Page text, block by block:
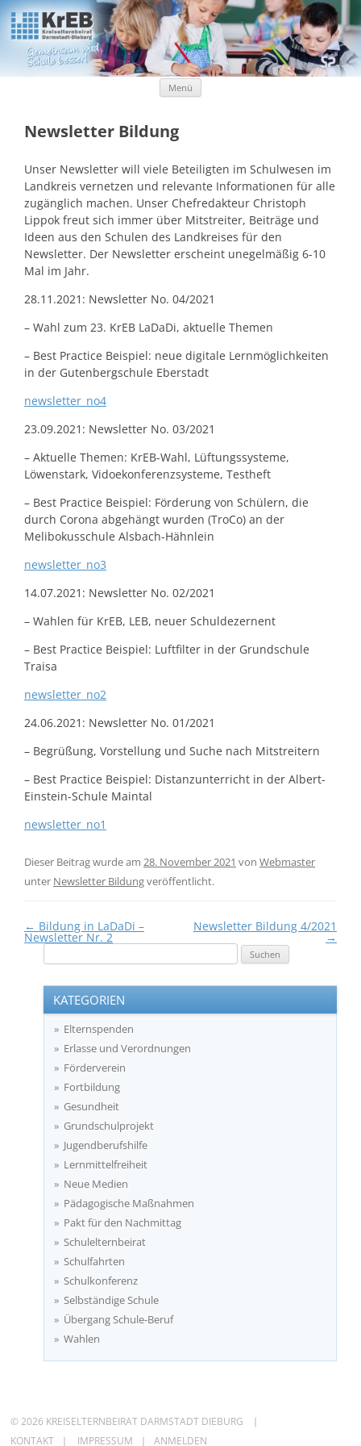
KrEB Darmstadt-Dieburg
Kreiselternbeirat Darmstadt-Dieburg
Menü
Newsletter Bildung
Unser Newsletter will viele Beteiligten im Schulwesen im
Landkreis vernetzen und relevante Informationen für alle
zugänglich machen. Unser Chefredakteur Christoph
Lippok freut sich immer über Mitstreiter, Beiträge und
Ideen aus den Schulen des Landkreises für den
Newsletter. Der Newsletter erscheint unegelmäßig 6-10
Mal im Jahr.
28.11.2021: Newsletter No. 04/2021
– Wahl zum 23. KrEB LaDaDi, aktuelle Themen
– Best Practice Beispiel: neue digitale Lernmöglichkeiten
in der Gutenbergschule Eberstadt
newsletter_no4
23.09.2021: Newsletter No. 03/2021
– Aktuelle Themen: KrEB-Wahl, Lüftungssysteme,
Löwenstark, Vidoekonferenzsysteme, Testheft
– Best Practice Beispiel: Förderung von Schülern, die
durch Corona abgehängt wurden (TroCo) an der
Melibokusschule Alsbach-Hähnlein
newsletter_no3
14.07.2021: Newsletter No. 02/2021
– Wahlen für KrEB, LEB, neuer Schuldezernent
– Best Practice Beispiel: Luftfilter in der Grundschule
Traisa
newsletter_no2
24.06.2021: Newsletter No. 01/2021
– Begrüßung, Vorstellung und Suche nach Mitstreitern
– Best Practice Beispiel: Distanzunterricht in der Albert-
Einstein-Schule Maintal
newsletter_no1
Dieser Beitrag wurde am 28. November 2021 von Webmaster
unter Newsletter Bildungveröffentlicht.
Beitragsnavigation
← Bildung in LaDaDi –
Newsletter Nr. 2
Newsletter Bildung 4/2021
→
KATEGORIEN
Elternspenden
Erlasse und Verordnungen
Förderverein
Fortbildung
Gesundheit
Grundschulprojekt
Jugendberufshilfe
Lernmittelfreiheit
Neue Medien
Pädagogische Maßnahmen
Pakt für den Nachmittag
Schulelternbeirat
Schulfahrten
Schulkonferenz
Selbständige Schule
Übergang Schule-Beruf
Wahlen
© 2026 KREISELTERNBEIRAT DARMSTADT DIEBURG
KONTAKT
IMPRESSUM ANMELDEN